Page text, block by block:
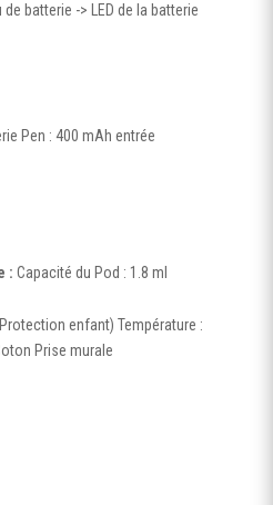
batterie -> LED de la batterie
Pen : 400 mAh entrée
:Capacité du Pod : 1.8 ml
enfant) Température :
Prise murale